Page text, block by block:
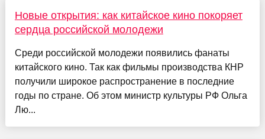
Новые открытия: как китайское кино покоряет
сердца российской молодежи
Среди российской молодежи появились фанаты
китайского кино. Так как фильмы производства КНР
получили широкое распространение в последние
годы по стране. Об этом министр культуры РФ Ольга
Лю...